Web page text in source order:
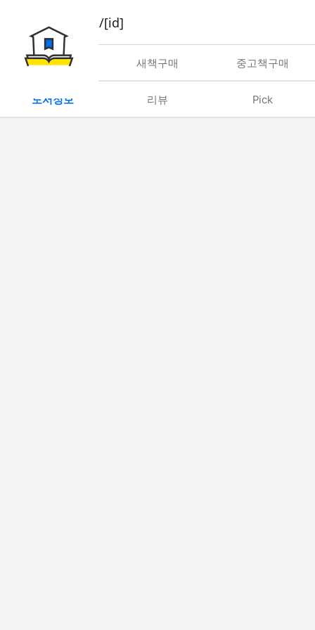
book/rent/[id]
대여 새책구매 중고책구매
도서정보 리뷰 Pick